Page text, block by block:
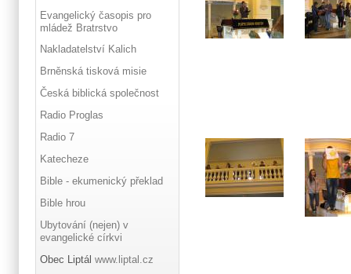
Evangelický časopis pro
mládež Bratrstvo
Nakladatelství Kalich
Brněnská tisková misie
Česká biblická společnost
Radio Proglas
Radio 7
Katecheze
Bible - ekumenický překlad
Bible hrou
Ubytování (nejen) v
evangelické církvi
Obec Liptál www.liptal.cz